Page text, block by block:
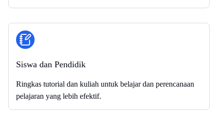
Siswa dan Pendidik
Ringkas tutorial dan kuliah untuk belajar dan perencanaan
pelajaran yang lebih efektif.